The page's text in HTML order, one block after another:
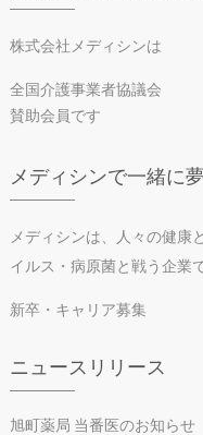
株式会社メディシンは
全国介護事業者協議会
賛助会員です
メディシンで一緒に
メディシンは、人々の健康
イルス・病原菌と戦う企業
新卒・キャリア募集
ニュースリリース
旭町薬局 当番医のお知らせ